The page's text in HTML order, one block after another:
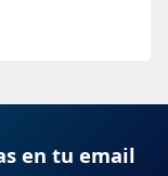
en tu email